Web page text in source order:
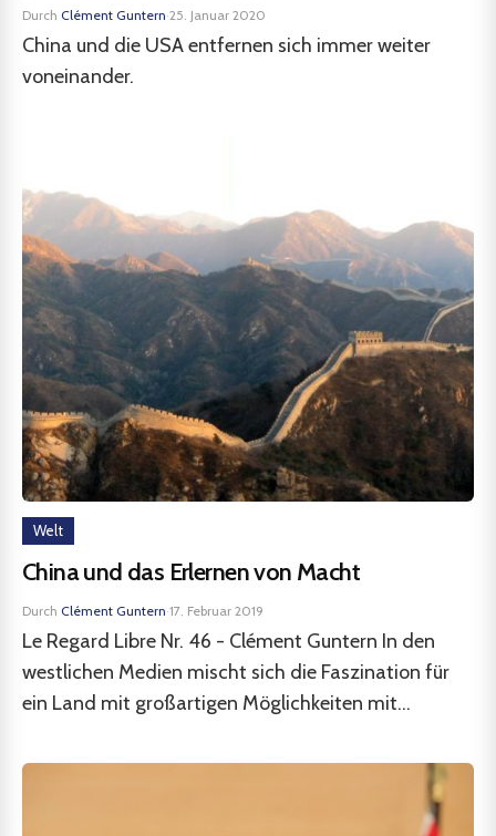
Durch Clément Guntern·25. Januar 2020
China und die USA entfernen sich immer weiter
voneinander.
Welt
China und das Erlernen von Macht
Durch Clément Guntern·17. Februar 2019
Le Regard Libre Nr. 46 - Clément Guntern In den
westlichen Medien mischt sich die Faszination für
ein Land mit großartigen Möglichkeiten mit...